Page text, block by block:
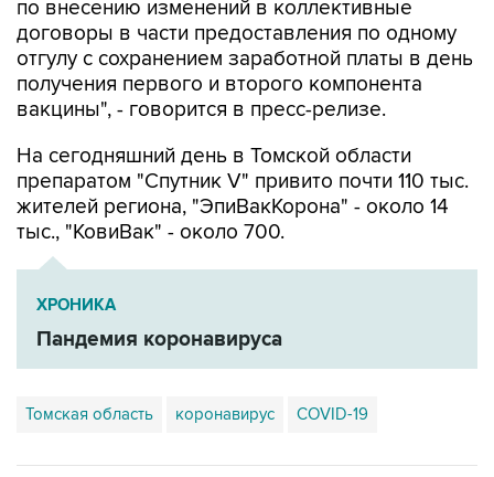
по внесению изменений в коллективные
договоры в части предоставления по одному
отгулу с сохранением заработной платы в день
получения первого и второго компонента
вакцины", - говорится в пресс-релизе.
На сегодняшний день в Томской области
препаратом "Спутник V" привито почти 110 тыс.
жителей региона, "ЭпиВакКорона" - около 14
тыс., "КовиВак" - около 700.
ХРОНИКА
Пандемия коронавируса
Томская область коронавирус CОVID-19